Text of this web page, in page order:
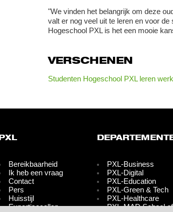
"We vinden het belangrijk om deze
valt er nog veel uit te leren en voor
Hogeschool PXL is het een mooie
VERSCHENEN
Studenten Hogeschool PXL leren
PXL
Bereikbaarheid
Ik heb een vraag
Contact
Pers
Huisstijl
Expertisecellen
PXL-Business
PXL-Digital
PXL-Education
PXL-Green & Tech
PXL-Healthcare
PXL-MAD School of